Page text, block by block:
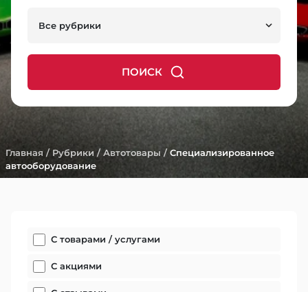
Все рубрики
ПОИСК
Главная / Рубрики /Автотовары /Специализированное
автооборудование
С товарами / услугами
С акциями